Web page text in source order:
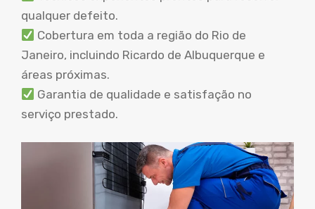
qualquer defeito.
Cobertura em toda a região do Rio de
Janeiro, incluindo Ricardo de Albuquerque e
áreas próximas.
Garantia de qualidade e satisfação no
serviço prestado.